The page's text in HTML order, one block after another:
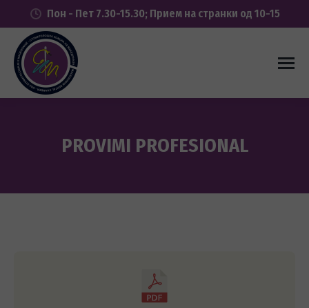
Пон - Пет 7.30-15.30; Прием на странки од 10-15
PROVIMI PROFESIONAL